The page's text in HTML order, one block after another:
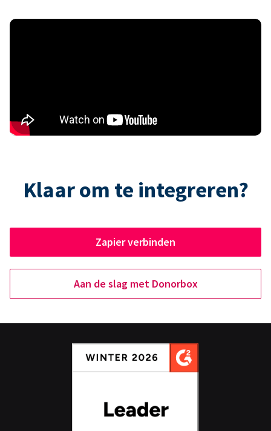
Klaar om te integreren?
Zapier verbinden
Aan de slag met Donorbox